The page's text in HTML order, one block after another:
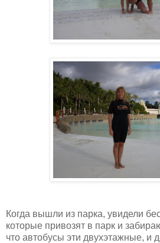
Когда вышли из парка, увидели
которые привозят в парк и
что автобусы эти двухэтажные, и